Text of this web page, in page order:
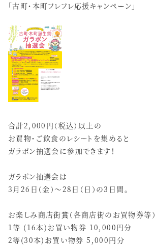
「古町・本町フレフレ応援キャンペーン」
合計2,000円（税込）以上の
お買物・ご飲食のレシートを集めると
ガラポン抽選会に参加できます！
ガラポン抽選会は
3月26日（金）～28日（日）の3日間。
お楽しみ商店街賞（各商店街のお買物券等）
1等 (16本)お買い物券 10,000円分
2等(30本)お買い物券 5,000円分